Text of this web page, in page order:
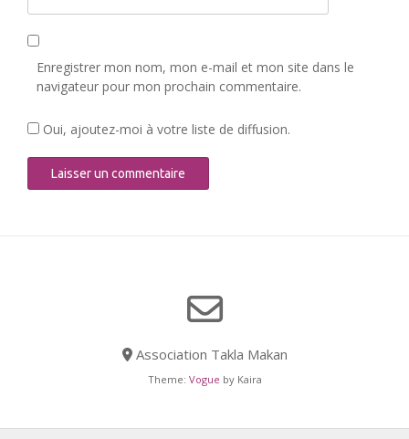
Enregistrer mon nom, mon e-mail et mon site dans le
navigateur pour mon prochain commentaire.
Oui, ajoutez-moi à votre liste de diffusion.
Association Takla Makan
Theme: Vogue by Kaira